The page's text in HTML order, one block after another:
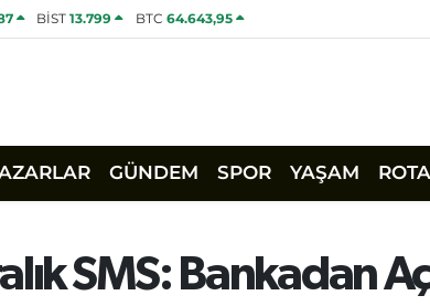
BİST13.799 BTC 64.643,95
GÜNDEM SPOR YAŞAM ROTA
SMS: Bankadan